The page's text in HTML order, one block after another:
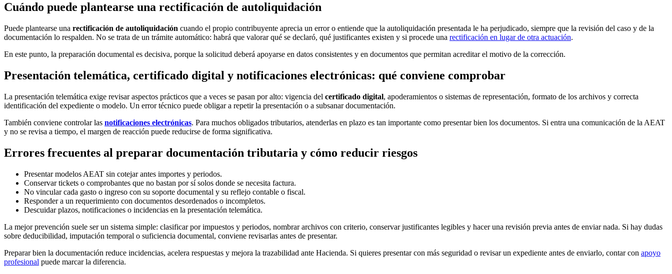
Cuándo puede plantearse una rectificación de autoliquidación
Puede plantearse una rectificación de autoliquidación cuando el propio contribuyente aprecia un error o entiende que la autoliquidación presentada le ha perjudicado, siempre que la revisión del caso y de la
documentación lo respalden. No se trata de un trámite automático: habrá que valorar qué se declaró, qué justificantes existen y si procede una rectificación en lugar de otra actuación.
En este punto, la preparación documental es decisiva, porque la solicitud deberá apoyarse en datos consistentes y en documentos que permitan acreditar el motivo de la corrección.
Presentación telemática, certificado digital y notificaciones electrónicas: qué conviene comprobar
La presentación telemática exige revisar aspectos prácticos que a veces se pasan por alto: vigencia del certificado digital, apoderamientos o sistemas de representación, formato de los archivos y correcta
identificación del expediente o modelo. Un error técnico puede obligar a repetir la presentación o a subsanar documentación.
También conviene controlar las notificaciones electrónicas. Para muchos obligados tributarios, atenderlas en plazo es tan importante como presentar bien los documentos. Si entra una comunicación de la AEAT
y no se revisa a tiempo, el margen de reacción puede reducirse de forma significativa.
Errores frecuentes al preparar documentación tributaria y cómo reducir riesgos
Presentar modelos AEAT sin cotejar antes importes y periodos.
Conservar tickets o comprobantes que no bastan por sí solos donde se necesita factura.
No vincular cada gasto o ingreso con su soporte documental y su reflejo contable o fiscal.
Responder a un requerimiento con documentos desordenados o incompletos.
Descuidar plazos, notificaciones o incidencias en la presentación telemática.
La mejor prevención suele ser un sistema simple: clasificar por impuestos y periodos, nombrar archivos con criterio, conservar justificantes legibles y hacer una revisión previa antes de enviar nada. Si hay dudas
sobre deducibilidad, imputación temporal o suficiencia documental, conviene revisarlas antes de presentar.
Preparar bien la documentación reduce incidencias, acelera respuestas y mejora la trazabilidad ante Hacienda. Si quieres presentar con más seguridad o revisar un expediente antes de enviarlo, contar con apoyo
profesional puede marcar la diferencia.